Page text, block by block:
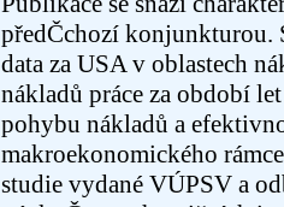
předČchozí konjunkturou.
data za USA v oblastech
nákladů práce za období
pohybu nákladů a
makroekonomického
studie vydané VÚPSV a